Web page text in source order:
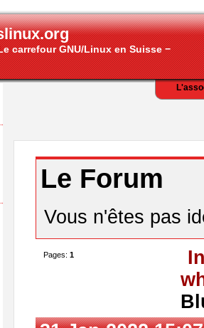
carrefour GNU/Linux en Suisse −
Le Forum
Vous n'êtes pas
Pages: 1